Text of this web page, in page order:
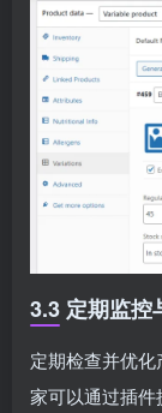
3.3 定期监控
定期检查并优
家可以通过插